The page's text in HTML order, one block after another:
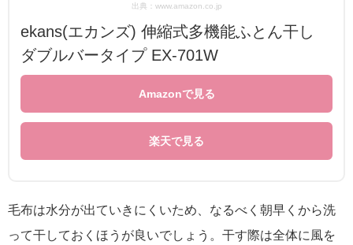
出典：www.amazon.co.jp
ekans(エカンズ) 伸縮式多機能ふとん干し
ダブルバータイプ EX-701W
Amazonで見る
楽天で見る
毛布は水分が出ていきにくいため、なるべく朝早くから洗
って干しておくほうが良いでしょう。干す際は全体に風を